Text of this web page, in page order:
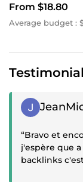
From $18.80
Average budget :
Positive review
“Bravo et
j'espère que
backlinks